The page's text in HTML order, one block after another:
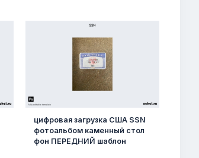
цифровая загрузка США SSN
фотоальбом каменный стол
фон ПЕРЕДНИЙ шаблон